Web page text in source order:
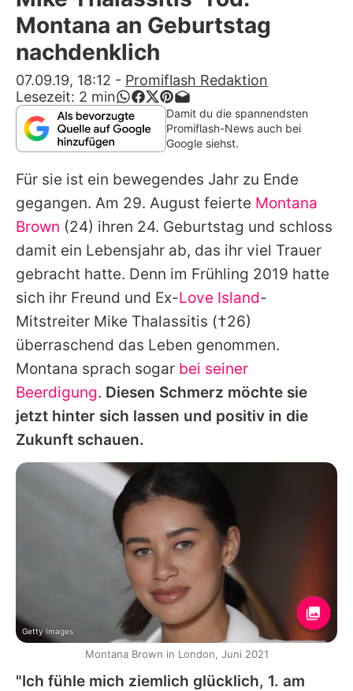
Alle Themen auf Promiflash
App runterladen
Team
Redaktionelle Richtlinien
Impressum
Datenschutzerklärung
Nutzungsbedingungen
Utiq verwalten
Montana an Geburtstag
nachdenklich
07.09.19, 18:12 - Promiflash Redaktion
Lesezeit: 2 min
Damit du die spannendsten
Promiflash-News auch bei
Google siehst.
Für sie ist ein bewegendes Jahr zu Ende
gegangen. Am 29. August feierte Montana
Brown (24) ihren 24. Geburtstag und schloss
damit ein Lebensjahr ab, das ihr viel Trauer
gebracht hatte. Denn im Frühling 2019 hatte
sich ihr Freund und Ex-Love Island-
Mitstreiter Mike Thalassitis (†26)
überraschend das Leben genommen.
Montana sprach sogar bei seiner
Beerdigung. Diesen Schmerz möchte sie
jetzt hinter sich lassen und positiv in die
Zukunft schauen.
"Ich fühle mich ziemlich glücklich, 1. am
Getty Images
Montana Brown in London, Juni 2021